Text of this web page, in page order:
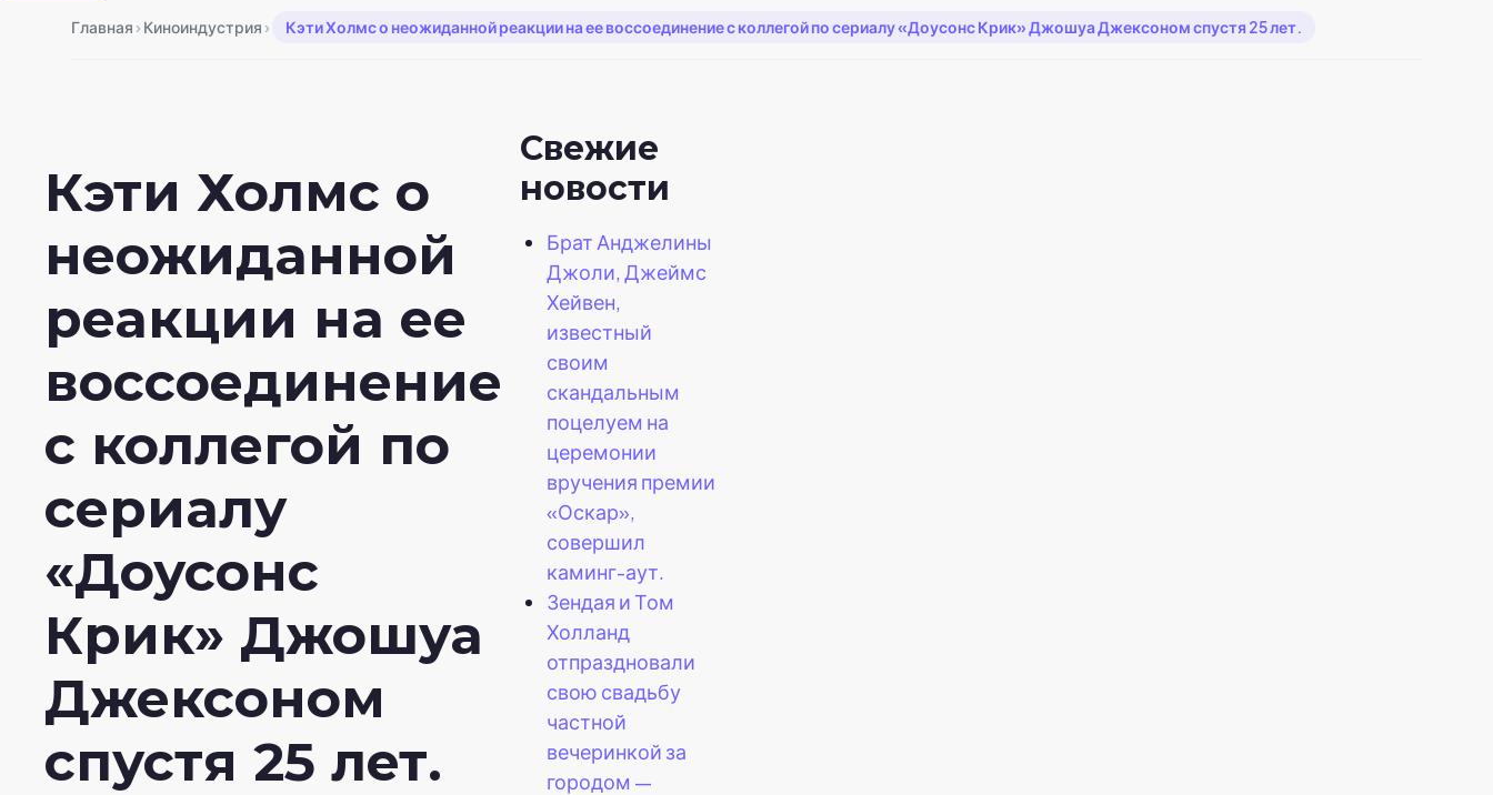
Главная › Киноиндустрия › Кэти Холмс о неожиданной реакции на ее воссоединение с коллегой по сериалу «Доусонс Крик» Джошуа Джексоном спустя 25 лет.
Кэти Холмс о
неожиданной
реакции на ее
воссоединение
с коллегой по
сериалу
«Доусонс
Крик» Джошуа
Джексоном
спустя 25 лет.
Свежие
новости
Брат Анджелины
Джоли, Джеймс
Хейвен,
известный
своим
скандальным
поцелуем на
церемонии
вручения премии
«Оскар»,
совершил
каминг-аут.
Зендая и Том
Холланд
отпраздновали
свою свадьбу
частной
вечеринкой за
городом —